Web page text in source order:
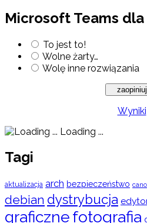
Microsoft Teams dla
To jest to!
Wolne żarty…
Wolę inne rozwiązania
Wyniki
Loading ...
Tagi
aktualizacja arch bezpieczeństwo
debian dystrybucja
graficznefotografia